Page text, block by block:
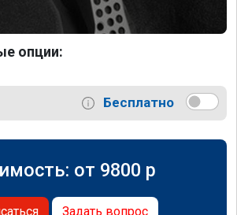
опции:
Бесплатно
от 9800 p
Задать вопрос